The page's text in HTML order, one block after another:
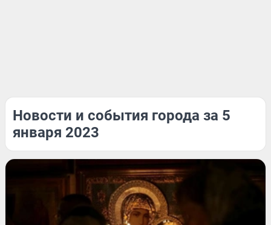
Новости и события города за 5
января 2023